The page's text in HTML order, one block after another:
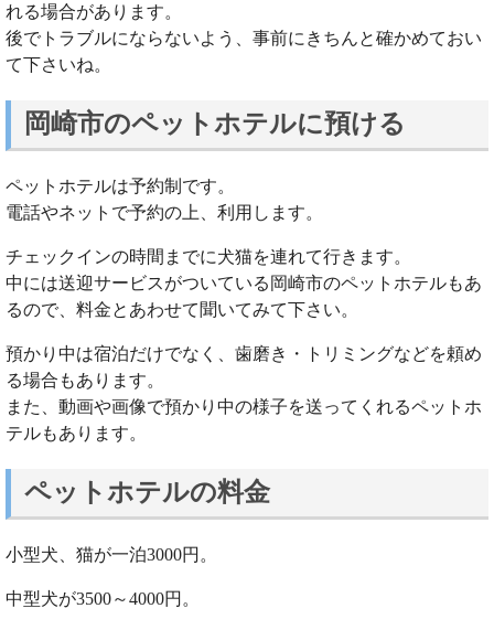
れる場合があります。
後でトラブルにならないよう、事前にきちんと確かめておい
て下さいね。
岡崎市のペットホテルに預ける
ペットホテルは予約制です。
電話やネットで予約の上、利用します。
チェックインの時間までに犬猫を連れて行きます。
中には送迎サービスがついている岡崎市のペットホテルもあ
るので、料金とあわせて聞いてみて下さい。
預かり中は宿泊だけでなく、歯磨き・トリミングなどを頼め
る場合もあります。
また、動画や画像で預かり中の様子を送ってくれるペットホ
テルもあります。
ペットホテルの料金
小型犬、猫が一泊3000円。
中型犬が3500～4000円。